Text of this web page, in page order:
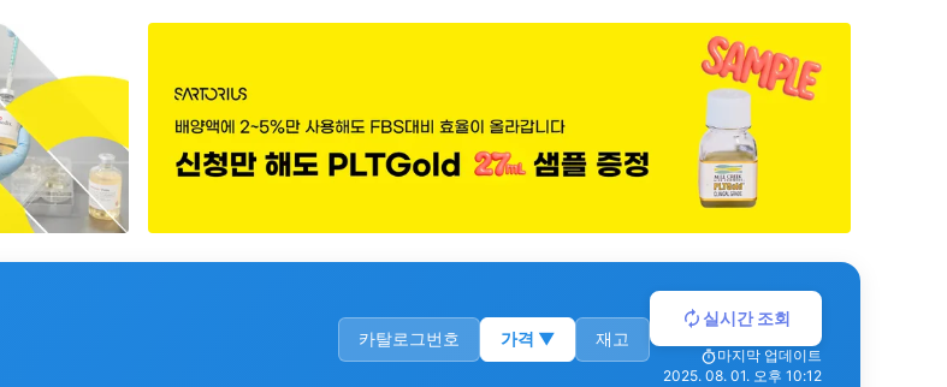
카탈로그번호 가격 ▼ 재고
실시간 조회
마지막 업데이트
2025. 08. 01. 오후 10:12